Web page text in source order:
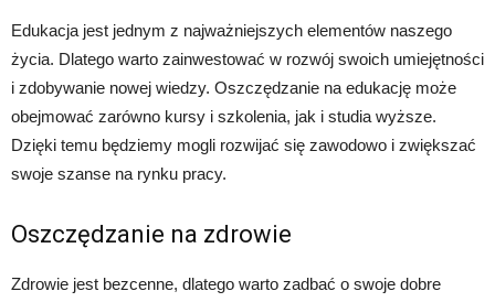
Edukacja jest jednym z najważniejszych elementów naszego
życia. Dlatego warto zainwestować w rozwój swoich umiejętności
i zdobywanie nowej wiedzy. Oszczędzanie na edukację może
obejmować zarówno kursy i szkolenia, jak i studia wyższe.
Dzięki temu będziemy mogli rozwijać się zawodowo i zwiększać
swoje szanse na rynku pracy.
Oszczędzanie na zdrowie
Zdrowie jest bezcenne, dlatego warto zadbać o swoje dobre